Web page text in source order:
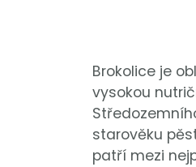
Brokolice je
vysokou
starověku
patří mezi